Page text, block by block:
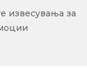
извесувања за